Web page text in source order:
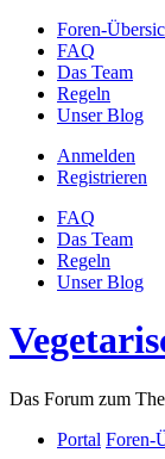
Foren-
FAQ
Das Team
Regeln
Unser Blog
Anmelden
Registrieren
FAQ
Das Team
Regeln
Unser Blog
Das Forum zum
Portal Foren-